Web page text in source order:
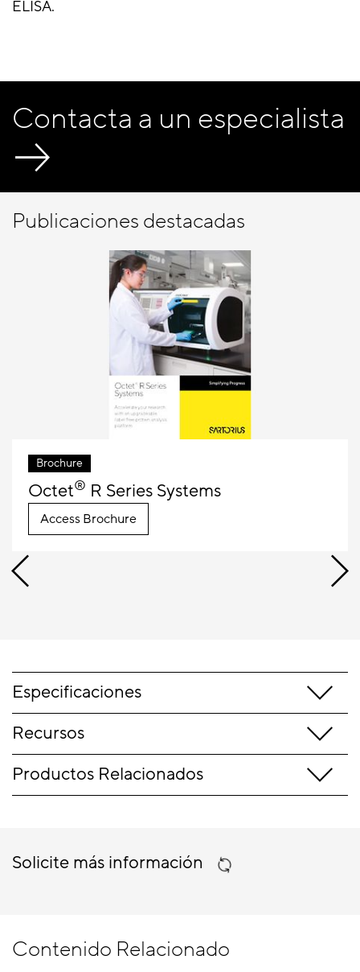
ELISA.
Contacta a un especialista
Publicaciones destacadas
Brochure
Octet® R Series Systems
Access Brochure
Especificaciones
Recursos
Productos Relacionados
Solicite más información
Contenido Relacionado